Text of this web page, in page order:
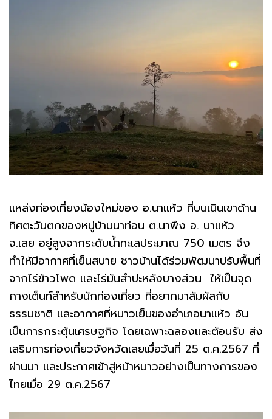
แหล่งท่องเที่ยงน้องใหม่ของ อ.นาแห้ว ที่บนเนินเขาด้าน
ทิศตะวันตกของหมู่บ้านนาท่อน ต.นาพึง อ. นาแห้ว
จ.เลย อยู่สูงจากระดับน้ำทะเลประมาณ 750 เมตร จึง
ทำให้มีอากาศที่เย็นสบาย ชาวบ้านได้ร่วมพัฒนาปรับพื้นที่
จากไร่ข้าวโพด และไร่มันสำปะหลังบางส่วน ให้เป็นจุด
กางเต็นท์สำหรับนักท่องเที่ยว ที่อยากมาสัมผัสกับ
ธรรมชาติ และอากาศที่หนาวเย็นของอำเภอนาแห้ว อัน
เป็นการกระตุ้นเศรษฐกิจ โดยเฉพาะฉลองและต้อนรับ ส่ง
เสริมการท่องเที่ยวจังหวัดเลยเมื่อวันที่ 25 ต.ค.2567 ที่
ผ่านมา และประกาศเข้าสู่หน้าหนาวอย่างเป็นทางการของ
ไทยเมื่อ 29 ต.ค.2567